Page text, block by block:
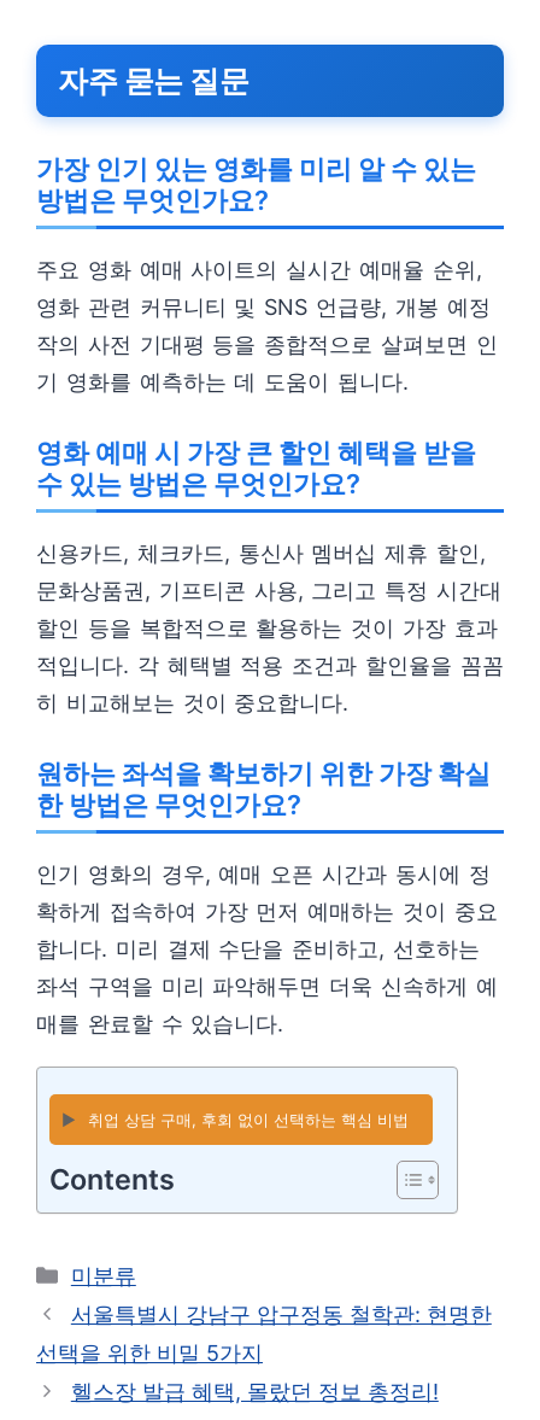
자주 묻는 질문
가장 인기 있는 영화를 미리 알 수 있는
방법은 무엇인가요?
주요 영화 예매 사이트의 실시간 예매율 순위,
영화 관련 커뮤니티 및 SNS 언급량, 개봉 예정
작의 사전 기대평 등을 종합적으로 살펴보면 인
기 영화를 예측하는 데 도움이 됩니다.
영화 예매 시 가장 큰 할인 혜택을 받을
수 있는 방법은 무엇인가요?
신용카드, 체크카드, 통신사 멤버십 제휴 할인,
문화상품권, 기프티콘 사용, 그리고 특정 시간대
할인 등을 복합적으로 활용하는 것이 가장 효과
적입니다. 각 혜택별 적용 조건과 할인율을 꼼꼼
히 비교해보는 것이 중요합니다.
원하는 좌석을 확보하기 위한 가장 확실
한 방법은 무엇인가요?
인기 영화의 경우, 예매 오픈 시간과 동시에 정
확하게 접속하여 가장 먼저 예매하는 것이 중요
합니다. 미리 결제 수단을 준비하고, 선호하는
좌석 구역을 미리 파악해두면 더욱 신속하게 예
매를 완료할 수 있습니다.
▶️ 취업 상담 구매, 후회 없이 선택하는 핵심 비법
Contents
카
테
리
미분류
서울특별시 강남구 압구정동 철학관: 현명한
선택을 위한 비밀 5가지
헬스장 발급 혜택, 몰랐던 정보 총정리!